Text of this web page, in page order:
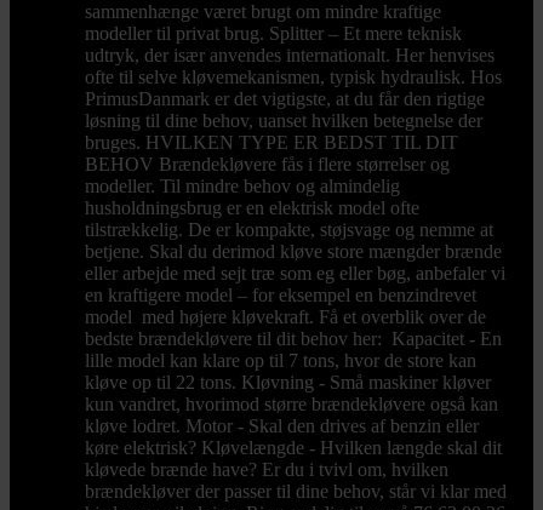
sammenhænge været brugt om mindre kraftige
modeller til privat brug. Splitter – Et mere teknisk
udtryk, der især anvendes internationalt. Her henvises
ofte til selve kløvemekanismen, typisk hydraulisk. Hos
PrimusDanmark er det vigtigste, at du får den rigtige
løsning til dine behov, uanset hvilken betegnelse der
bruges. HVILKEN TYPE ER BEDST TIL DIT
BEHOV Brændekløvere fås i flere størrelser og
modeller. Til mindre behov og almindelig
husholdningsbrug er en elektrisk model ofte
tilstrækkelig. De er kompakte, støjsvage og nemme at
betjene. Skal du derimod kløve store mængder brænde
eller arbejde med sejt træ som eg eller bøg, anbefaler vi
en kraftigere model – for eksempel en benzindrevet
model med højere kløvekraft. Få et overblik over de
bedste brændekløvere til dit behov her: Kapacitet - En
lille model kan klare op til 7 tons, hvor de store kan
kløve op til 22 tons. Kløvning - Små maskiner kløver
kun vandret, hvorimod større brændekløvere også kan
kløve lodret. Motor - Skal den drives af benzin eller
køre elektrisk? Kløvelængde - Hvilken længde skal dit
kløvede brænde have? Er du i tvivl om, hvilken
brændekløver der passer til dine behov, står vi klar med